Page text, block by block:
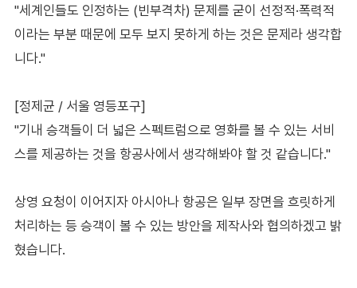
"세계인들도 인정하는 (빈부격차) 문제를 굳이 선정적·폭력적
이라는 부분 때문에 모두 보지 못하게 하는 것은 문제라 생각합
니다."
[정제균 / 서울 영등포구]
"기내 승객들이 더 넓은 스펙트럼으로 영화를 볼 수 있는 서비
스를 제공하는 것을 항공사에서 생각해봐야 할 것 같습니다."
상영 요청이 이어지자 아시아나 항공은 일부 장면을 흐릿하게
처리하는 등 승객이 볼 수 있는 방안을 제작사와 협의하겠고 밝
혔습니다.